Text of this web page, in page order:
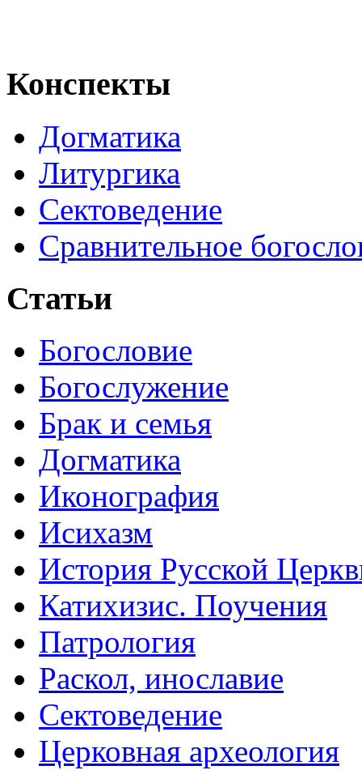
Конспекты
Догматика
Литургика
Сектоведение
Сравнительное
Статьи
Богословие
Богослужение
Брак и семья
Догматика
Иконография
Исихазм
История Русской
Катихизис. Поучения
Патрология
Раскол, инославие
Сектоведение
Церковная археология